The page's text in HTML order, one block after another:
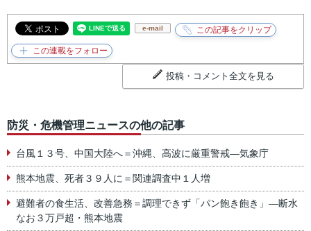
e-mail
投稿・コメント全文を見る
防災・危機管理ニュースの他の記事
台風１３号、中国大陸へ＝沖縄、高波に厳重警戒―気象庁
熊本地震、死者３９人に＝関連調査中１人増
避難者の食生活、改善急務＝調理できず「パン飽き飽き」―断水
なお３万戸超・熊本地震